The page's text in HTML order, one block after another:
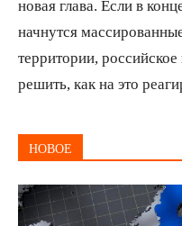
новая глава. Если в
начнутся
территории,
решить, как на это
НОВОЕ